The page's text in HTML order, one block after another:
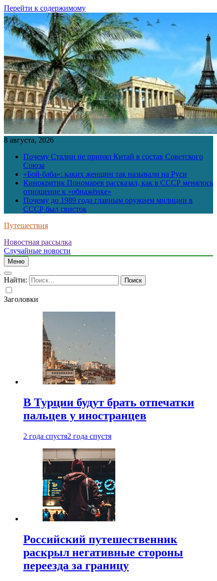
Перейти к содержимому
8 августа, 2026
Почему Сталин не принял Китай в состав Советского
Союза
«Бой-баба»: каких женщин так называли на Руси
Кинокритик Пономарев рассказал, как в СССР менялось
отношение к «обнажёнке»
Почему до 1989 года главным оружием милиции в
СССР был свисток
Путешествия
Новостная рассылка
Случайные новости
Меню
Найти:
Заголовки
В Турции будут брать отпечатки
пальцев у иностранцев
2 года спустя2 года спустя
Российский путешественник
раскрыл негативные стороны
переезда за границу